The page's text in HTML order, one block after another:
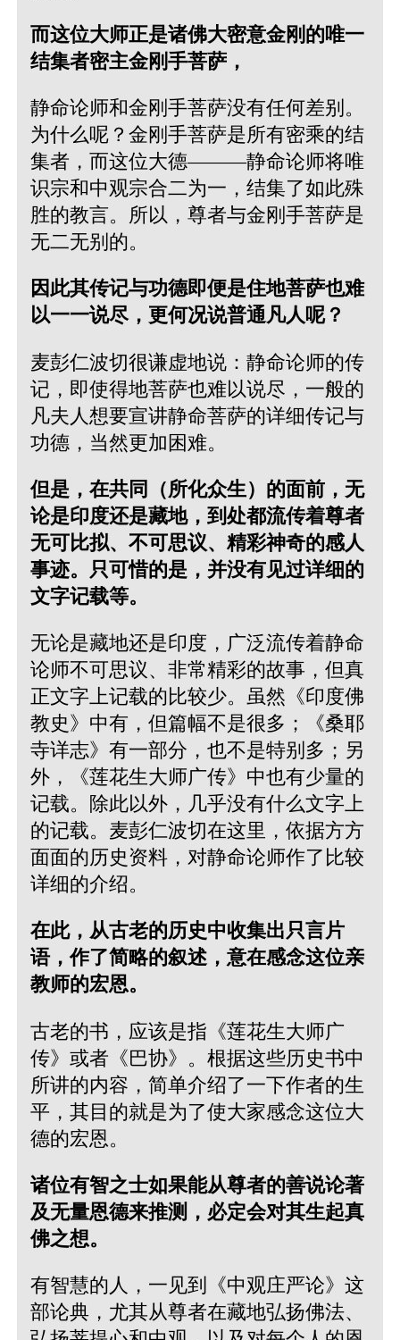
而这位大师正是诸佛大密意金刚的唯一
结集者密主金刚手菩萨，
静命论师和金刚手菩萨没有任何差别。
为什么呢？金刚手菩萨是所有密乘的结
集者，而这位大德———静命论师将唯
识宗和中观宗合二为一，结集了如此殊
胜的教言。所以，尊者与金刚手菩萨是
无二无别的。
因此其传记与功德即便是住地菩萨也难
以一一说尽，更何况说普通凡人呢？
麦彭仁波切很谦虚地说：静命论师的传
记，即使得地菩萨也难以说尽，一般的
凡夫人想要宣讲静命菩萨的详细传记与
功德，当然更加困难。
但是，在共同（所化众生）的面前，无
论是印度还是藏地，到处都流传着尊者
无可比拟、不可思议、精彩神奇的感人
事迹。只可惜的是，并没有见过详细的
文字记载等。
无论是藏地还是印度，广泛流传着静命
论师不可思议、非常精彩的故事，但真
正文字上记载的比较少。虽然《印度佛
教史》中有，但篇幅不是很多；《桑耶
寺详志》有一部分，也不是特别多；另
外，《莲花生大师广传》中也有少量的
记载。除此以外，几乎没有什么文字上
的记载。麦彭仁波切在这里，依据方方
面面的历史资料，对静命论师作了比较
详细的介绍。
在此，从古老的历史中收集出只言片
语，作了简略的叙述，意在感念这位亲
教师的宏恩。
古老的书，应该是指《莲花生大师广
传》或者《巴协》。根据这些历史书中
所讲的内容，简单介绍了一下作者的生
平，其目的就是为了使大家感念这位大
德的宏恩。
诸位有智之士如果能从尊者的善说论著
及无量恩德来推测，必定会对其生起真
佛之想。
有智慧的人，一见到《中观庄严论》这
部论典，尤其从尊者在藏地弘扬佛法、